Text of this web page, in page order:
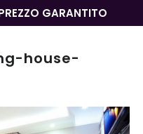
GARANTITO
house-